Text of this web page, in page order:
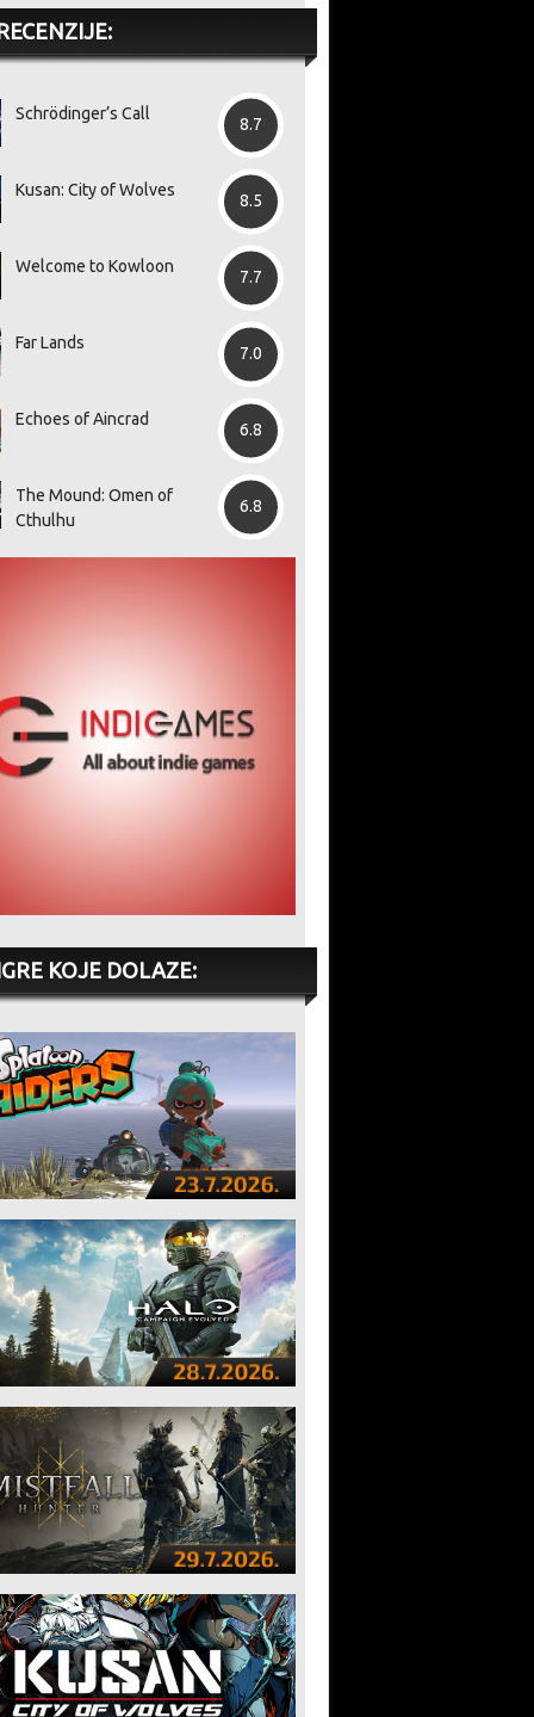
Schrödinger’s Call
8.7
Kusan: City of Wolves
8.5
Welcome to Kowloon
7.7
Far Lands
7.0
Echoes of Aincrad
6.8
The Mound: Omen of
Cthulhu
6.8
KOJE DOLAZE: